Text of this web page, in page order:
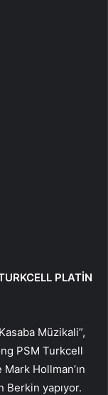
PLATİN
Müzikali”,
PSM Turkcell
Hollman’ın
Berkin yapıyor.